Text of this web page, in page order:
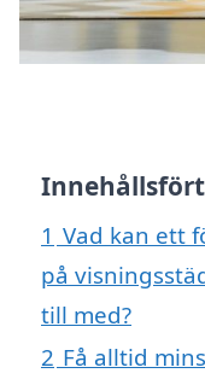
1 Vad kan ett
på
till med?
2 Få alltid